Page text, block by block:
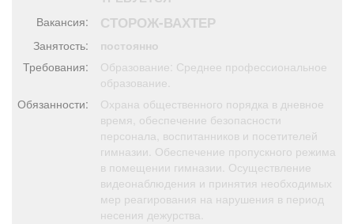
Я - пенсионер
Вакансия: СТОРОЖ-ВАХТЕР
Занятость:
постоянно
Требования:
Образование: Среднее профессиональное
образование.
Обязанности:
Охрана общественного порядка в дневное
время, обеспечение безопасности
персонала, воспитанников и посетителей
гимназии. Обеспечение пропускного режима
в помещении гимназии. Осуществление
видеонаблюдения и принятия необходимых
мер реагирования на нарушения в период
несения дежурства.